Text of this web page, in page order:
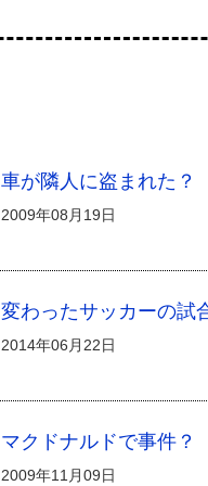
車が隣人に盗まれた？
2009年08月19日
変わったサッカーの試
2014年06月22日
マクドナルドで事件？
2009年11月09日